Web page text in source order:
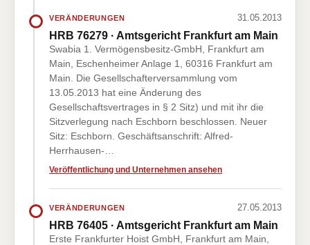
VERÄNDERUNGEN 31.05.2013
HRB 76279 · Amtsgericht Frankfurt am Main
Swabia 1. Vermögensbesitz-GmbH, Frankfurt am
Main, Eschenheimer Anlage 1, 60316 Frankfurt am
Main. Die Gesellschafterversammlung vom
13.05.2013 hat eine Änderung des
Gesellschaftsvertrages in § 2 Sitz) und mit ihr die
Sitzverlegung nach Eschborn beschlossen. Neuer
Sitz: Eschborn. Geschäftsanschrift: Alfred-
Herrhausen-…
Veröffentlichung und Unternehmen ansehen
VERÄNDERUNGEN 27.05.2013
HRB 76405 · Amtsgericht Frankfurt am Main
Erste Frankfurter Hoist GmbH, Frankfurt am Main,